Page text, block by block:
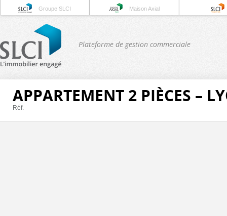
Groupe SLCI Maison Axial
Plateforme de gestion commerciale
APPARTEMENT 2 PIÈCES –
Réf.